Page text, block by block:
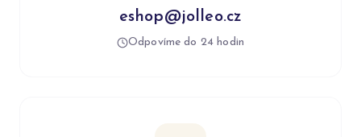
eshop@jolleo.cz
Odpovíme do 24 hodin